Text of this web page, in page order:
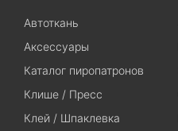
Автоткань
Аксессуары
Каталог пиропатронов
Клише / Пресс
Клей / Шпаклевка